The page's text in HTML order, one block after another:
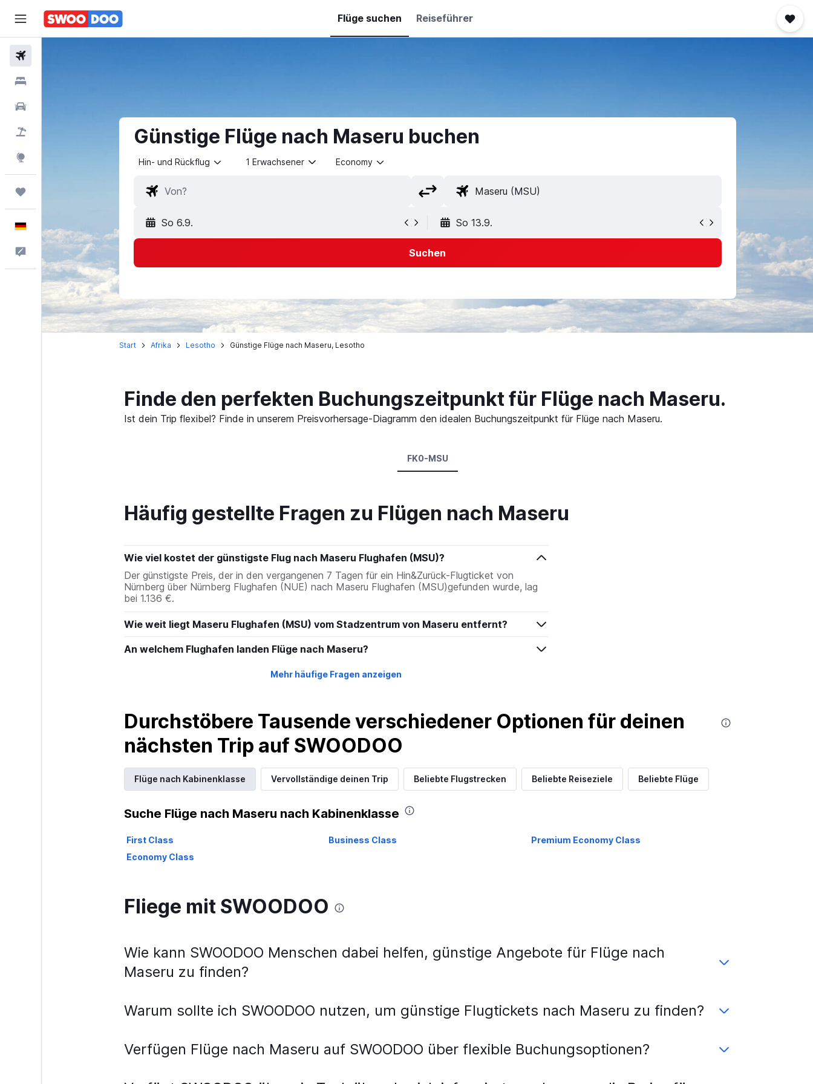
Flüge suchen Reiseführer
Feedback
Günstige Flüge nach Maseru buchen
Hin- und Rückflug 1 Erwachsener Economy
So 6.9. So 13.9.
Suchen
Start Afrika Lesotho Günstige Flüge nach Maseru, Lesotho
Finde den perfekten Buchungszeitpunkt für Flüge nach Maseru.
Ist dein Trip flexibel? Finde in unserem Preisvorhersage-Diagramm den idealen Buchungszeitpunkt für Flüge nach Maseru.
FK0-MSU
Häufig gestellte Fragen zu Flügen nach Maseru
Wie viel kostet der günstigste Flug nach Maseru Flughafen (MSU)?
Der günstigste Preis, der in den vergangenen 7 Tagen für ein Hin&Zurück-Flugticket von
Nürnberg über Nürnberg Flughafen (NUE) nach Maseru Flughafen (MSU)gefunden wurde, lag
bei 1.136 €.
Wie weit liegt Maseru Flughafen (MSU) vom Stadzentrum von Maseru entfernt?
An welchem Flughafen landen Flüge nach Maseru?
Mehr häufige Fragen anzeigen
Durchstöbere Tausende verschiedener Optionen für deinen
nächsten Trip auf SWOODOO
Flüge nach Kabinenklasse Vervollständige deinen Trip Beliebte Flugstrecken Beliebte Reiseziele Beliebte Flüge
Suche Flüge nach Maseru nach Kabinenklasse
First Class Business Class
Premium Economy Class
Economy Class
Fliege mit SWOODOO
Wie kann SWOODOO Menschen dabei helfen, günstige Angebote für Flüge nach
Maseru zu finden?
Warum sollte ich SWOODOO nutzen, um günstige Flugtickets nach Maseru zu finden?
Verfügen Flüge nach Maseru auf SWOODOO über flexible Buchungsoptionen?